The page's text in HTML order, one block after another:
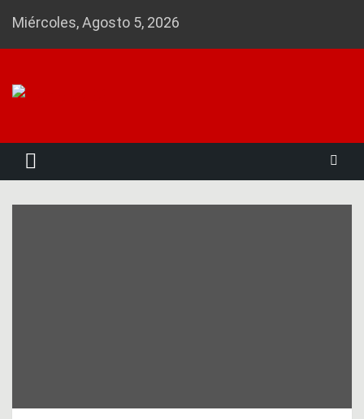
Miércoles, Agosto 5, 2026